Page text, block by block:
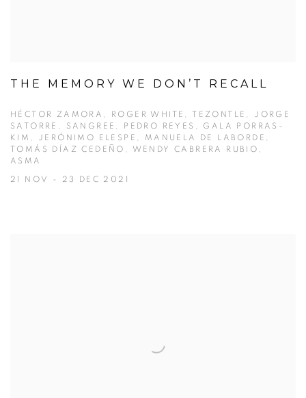
THE MEMORY WE DON’T RECALL
HÉCTOR ZAMORA, ROGER WHITE, TEZONTLE, JORGE
SATORRE, SANGREE, PEDRO REYES, GALA PORRAS-
KIM, JERÓNIMO ELESPE, MANUELA DE LABORDE,
TOMÁS DÍAZ CEDEÑO, WENDY CABRERA RUBIO,
ASMA
21 NOV - 23 DEC 2021